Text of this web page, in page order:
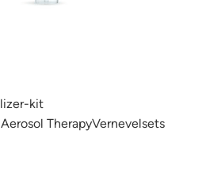
kit
TherapyVernevelsets